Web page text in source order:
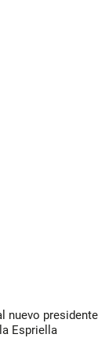
nuevo presidente
Espriella